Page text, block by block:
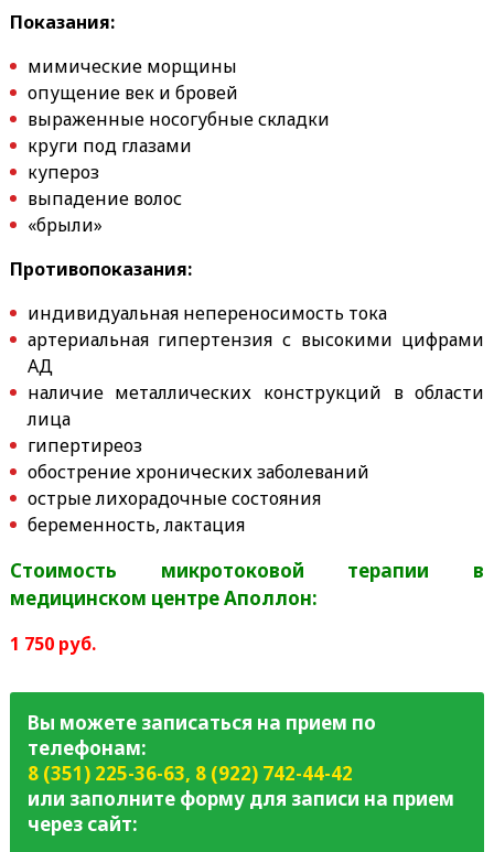
Показания:
мимические морщины
опущение век и бровей
выраженные носогубные складки
круги под глазами
купероз
выпадение волос
«брыли»
Противопоказания:
индивидуальная непереносимость тока
артериальная гипертензия с высокими цифрами
АД
наличие металлических конструкций в области
лица
гипертиреоз
обострение хронических заболеваний
острые лихорадочные состояния
беременность, лактация
Стоимость микротоковой терапии в
медицинском центре Аполлон:
1 750 руб.
Вы можете записаться на прием по
телефонам:
8 (351) 225-36-63, 8 (922) 742-44-42
или заполните форму для записи на прием
через сайт: